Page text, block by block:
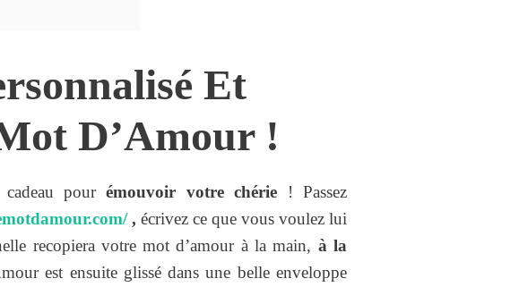
Et
D’Amour !
pourémouvoir votre chérie ! Passez
, écrivez ce que vous voulez lui
recopiera votre mot d’amour à la main, à la
est ensuite glissé dans une belle enveloppe